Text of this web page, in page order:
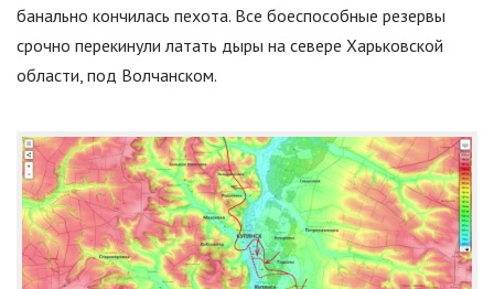
банально кончилась пехота. Все боеспособные резервы
срочно перекинули латать дыры на севере Харьковской
области, под Волчанском.